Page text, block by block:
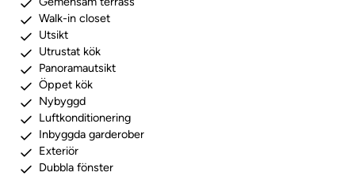
Walk-in closet
Utsikt
Utrustat kök
Panoramautsikt
Öppet kök
Nybyggd
Luftkonditionering
Inbyggda garderober
Exteriör
Dubbla fönster